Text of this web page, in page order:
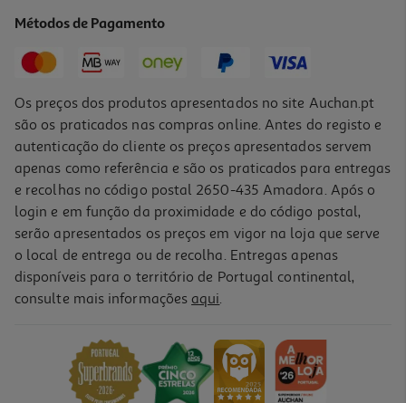
19,90 € PVP de editor
-10%
Livro Quiromancia - O Seu Guia Pessoal
PVP de editor
16,97 €
Métodos de Pagamento
Os preços dos produtos apresentados no site Auchan.pt
são os praticados nas compras online. Antes do registo e
autenticação do cliente os preços apresentados servem
apenas como referência e são os praticados para entregas
e recolhas no código postal 2650-435 Amadora. Após o
login e em função da proximidade e do código postal,
serão apresentados os preços em vigor na loja que serve
o local de entrega ou de recolha. Entregas apenas
disponíveis para o território de Portugal continental,
consulte mais informações aqui.